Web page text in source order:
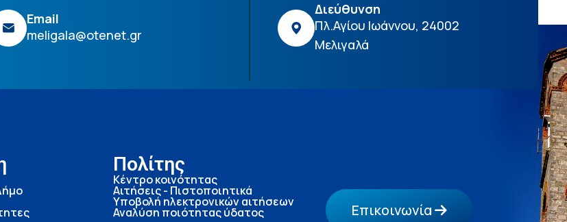
Email
meligala@otenet.gr
Διεύθυνση
Πλ.Αγίου Ιωάννου, 24002
Μελιγαλά
Πολίτης
Κέντρο κοινότητας
Αιτήσεις - Πιστοποιητικά
Υποβολή ηλεκτρονικών αιτήσεων
Αναλύση ποιότητας ύδατος Επικοινωνία